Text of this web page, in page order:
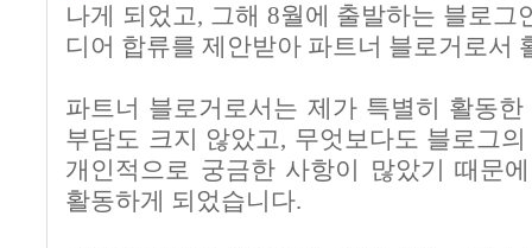
나게 되었고, 그해 8월에 출발하는 블로그
디어 합류를 제안받아 파트너 블로거로서
파트너 블로거로서는 제가 특별히 활동
부담도 크지 않았고, 무엇보다도 블로그
개인적으로 궁금한 사항이 많았기 때문
활동하게 되었습니다.